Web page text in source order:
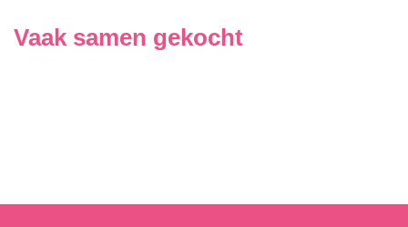
Vaak samen gekocht